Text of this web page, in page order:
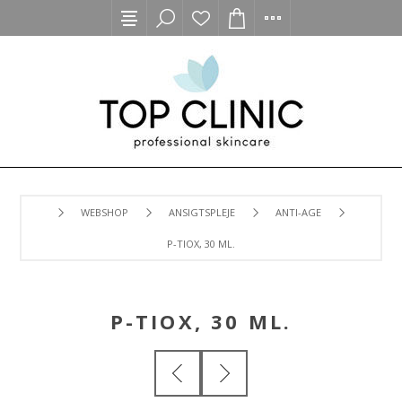
WEBSHOP ANSIGTSPLEJE ANTI-AGE
P-TIOX, 30 ML.
P-TIOX, 30 ML.